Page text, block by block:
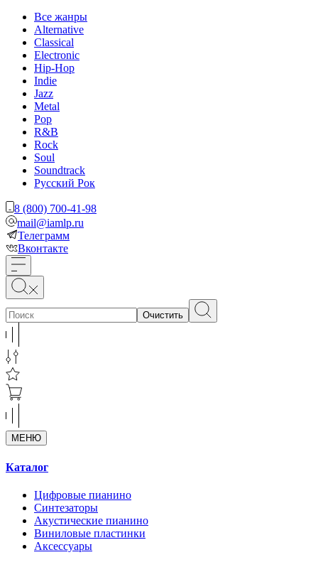
Все жанры
Alternative
Classical
Electronic
Hip-Hop
Indie
Jazz
Metal
Pop
R&B
Rock
Soul
Soundtrack
Русский Рок
8 (800) 700-41-98
mail@iamlp.ru
Телеграмм
Вконтакте
Очистить
МЕНЮ
Каталог
Цифровые пианино
Синтезаторы
Акустические пианино
Виниловые пластинки
Аксессуары